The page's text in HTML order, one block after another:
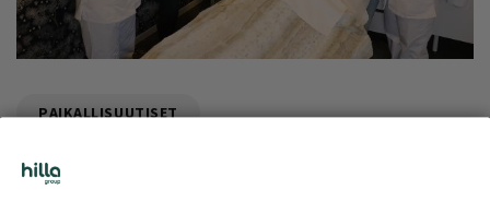
PAIKALLISUUTISET